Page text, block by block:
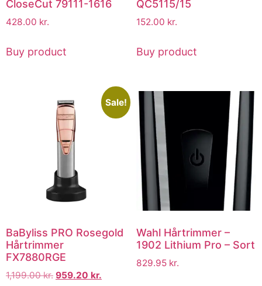
CloseCut 79111-1616
428.00 kr.
Buy product
QC5115/15
152.00 kr.
Buy product
Sale!
BaByliss PRO Rosegold
Hårtrimmer
FX7880RGE
1,199.00kr. 959.20 kr.
Wahl Hårtrimmer –
1902 Lithium Pro – Sort
829.95 kr.